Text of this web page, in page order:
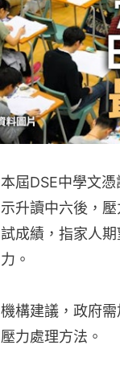
本屆DSE中學文
示升讀中六後，
試成績，指家人
力。
機構建議，政府
壓力處理方法。